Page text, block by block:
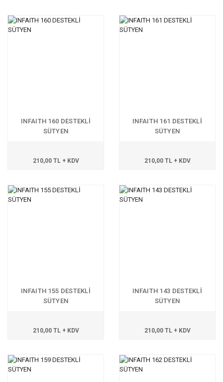
INFAITH 160 DESTEKLİ
SÜTYEN
210,00 TL + KDV
INFAITH 161 DESTEKLİ
SÜTYEN
210,00 TL + KDV
INFAITH 155 DESTEKLİ
SÜTYEN
210,00 TL + KDV
INFAITH 143 DESTEKLİ
SÜTYEN
210,00 TL + KDV